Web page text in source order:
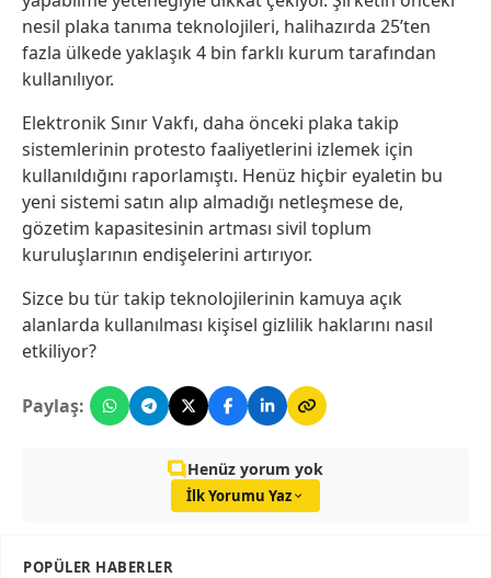
nesil plaka tanıma teknolojileri, halihazırda 25’ten
fazla ülkede yaklaşık 4 bin farklı kurum tarafından
kullanılıyor.
Elektronik Sınır Vakfı, daha önceki plaka takip
sistemlerinin protesto faaliyetlerini izlemek için
kullanıldığını raporlamıştı. Henüz hiçbir eyaletin bu
yeni sistemi satın alıp almadığı netleşmese de,
gözetim kapasitesinin artması sivil toplum
kuruluşlarının endişelerini artırıyor.
Sizce bu tür takip teknolojilerinin kamuya açık
alanlarda kullanılması kişisel gizlilik haklarını nasıl
etkiliyor?
Paylaş:
Henüz yorum yok
İlk Yorumu Yaz
POPÜLER HABERLER